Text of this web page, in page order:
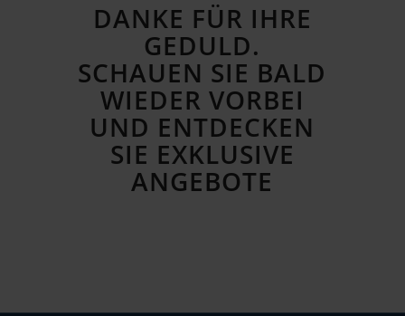
DANKE FÜR IHRE
GEDULD.
SCHAUEN SIE BALD
WIEDER VORBEI
UND ENTDECKEN
SIE EXKLUSIVE
ANGEBOTE